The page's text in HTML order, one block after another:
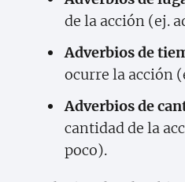
de la acción (ej.
Adverbios de
ocurre la acción
Adverbios de
cantidad de la
poco).